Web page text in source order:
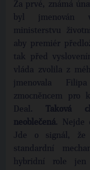
Za prvé, známá
byl jmenován
ministerstvu
aby premiér
tak před
vláda zvolila z
jmenovala
zmocněncem pro
Deal. Taková
neoblečená. Nejde
Jde o signál, že
standardní
hybridní role